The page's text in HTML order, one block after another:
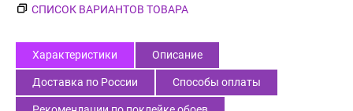
СПИСОК ВАРИАНТОВ ТОВАРА
Характеристики Описание
Доставка по России Способы оплаты